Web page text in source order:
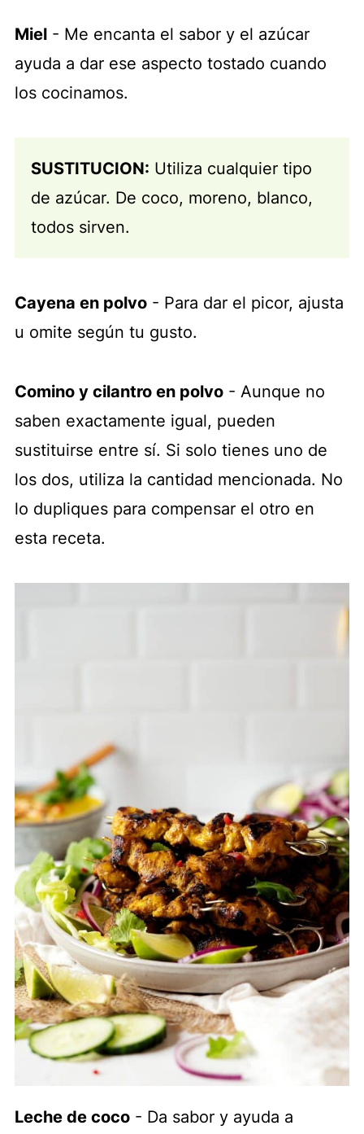
Miel- Me encanta el sabor y el azúcar
ayuda a dar ese aspecto tostado cuando
los cocinamos.
SUSTITUCION: Utiliza cualquier tipo
de azúcar. De coco, moreno, blanco,
todos sirven.
Cayena en polvo- Para dar el picor, ajusta
u omite según tu gusto.
Comino y cilantro en polvo- Aunque no
saben exactamente igual, pueden
sustituirse entre sí. Si solo tienes uno de
los dos, utiliza la cantidad mencionada. No
lo dupliques para compensar el otro en
esta receta.
Leche de coco- Da sabor y ayuda a